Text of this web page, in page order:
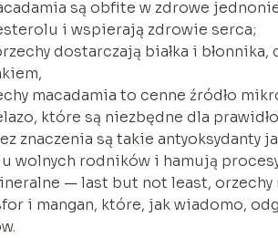
są obfite w zdrowe
i wspierają zdrowie serca;
dostarczają białka i błonnika,
macadamia to cenne źródło
które są niezbędne dla
znaczenia są takie antyoksydanty
wolnych rodników i hamują
— last but not least,
i mangan, które, jak wiadomo,